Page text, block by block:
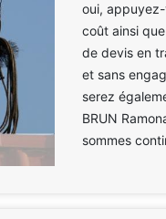
oui,
coût ainsi
de devis en
et sans
serez
BRUN
sommes